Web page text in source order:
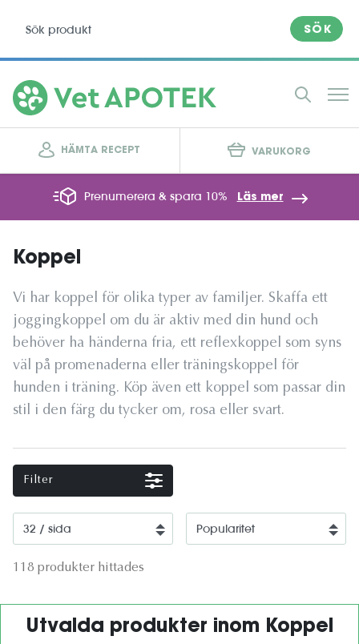
SÖK
HÄMTA RECEPT VARUKORG
Prenumerera & spara 10% Läs mer
Koppel
Vi har koppel för olika typer av familjer. Skaffa ett
joggingkoppel om du är aktiv med din hund och
behöver ha händerna fria, ett reflexkoppel som syns
väl på promenaderna eller träningskoppel för
hunden i träning. Köp även ett koppel som passar din
stil i den färg du tycker om, rosa eller svart.
Filter
118 produkter hittades
Utvalda produkter inom Koppel